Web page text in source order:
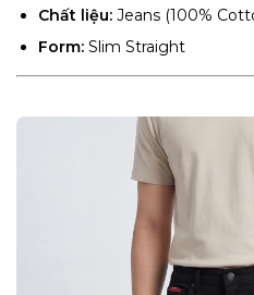
Chất liệu: Jeans (100%
Form: Slim Straight